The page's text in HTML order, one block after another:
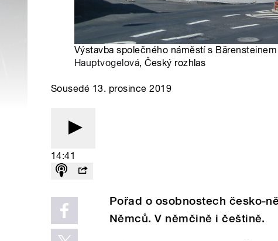
Výstavba společného náměstí s
Hauptvogelová, Český rozhlas
Sousedé 13. prosince 2019
14:41
Pořad o osobnostech česko-
Němců. V němčině i češtině.